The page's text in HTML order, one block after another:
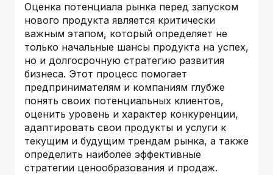
Оценка потенциала рынка перед запуском
нового продукта является критически
важным этапом, который определяет не
только начальные шансы продукта на успех,
но и долгосрочную стратегию развития
бизнеса. Этот процесс помогает
предпринимателям и компаниям глубже
понять своих потенциальных клиентов,
оценить уровень и характер конкуренции,
адаптировать свои продукты и услуги к
текущим и будущим трендам рынка, а также
определить наиболее эффективные
стратегии ценообразования и продаж.